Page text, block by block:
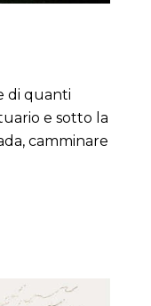
di quanti
e sotto la
camminare